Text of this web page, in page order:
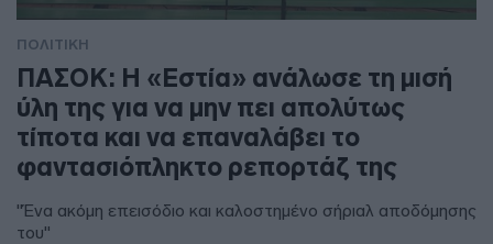
ΠΟΛΙΤΙΚΗ
ΠΑΣΟΚ: Η «Εστία» ανάλωσε τη μισή
ύλη της για να μην πει απολύτως
τίποτα και να επαναλάβει το
φαντασιόπληκτο ρεπορτάζ της
"Ένα ακόμη επεισόδιο και καλοστημένο σήριαλ αποδόμησης
του"